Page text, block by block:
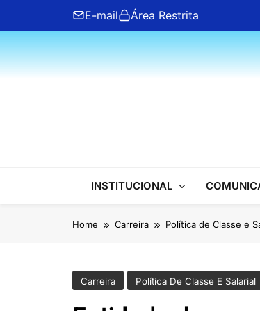
content
E-mail Área Restrita
ANFIP
INSTITUCIONAL
Home Carreira Política de Classe e
Carreira Política De Classe E Salarial